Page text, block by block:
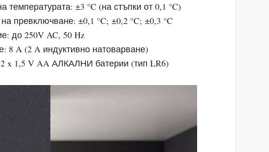
температурата: ±3 °C (на стъпки от 0,1 °C)
превключване: ±0,1 °C; ±0,2 °C; ±0,3 °C
до 250V AC, 50 Hz
8 A (2 A индуктивно натоварване)
x 1,5 V AA АЛКАЛНИ батерии (тип LR6)